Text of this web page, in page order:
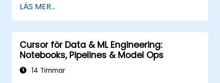
felsöka och optimera kod.
Utnyttja AI-funktioner för omskrivning,
dokumentation och testning.
LÄS MER...
Cursor för Data & ML Engineering:
Notebooks, Pipelines & Model Ops
14 Timmar